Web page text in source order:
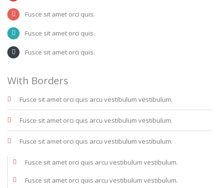
Fusce sit amet orci quis.
Fusce sit amet orci quis.
Fusce sit amet orci quis.
With Borders
Fusce sit amet orci quis arcu vestibulum vestibulum.
Fusce sit amet orci quis arcu vestibulum vestibulum.
Fusce sit amet orci quis arcu vestibulum vestibulum.
Fusce sit amet orci quis arcu vestibulum vestibulum.
Fusce sit amet orci quis arcu vestibulum vestibulum.